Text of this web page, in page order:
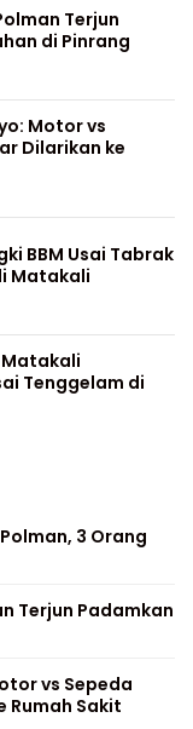
Terjun
di Pinrang
Motor vs
Dilarikan ke
BBM Usai Tabrak
Matakali
Matakali
Tenggelam di
3 Orang
Terjun Padamkan
vs Sepeda
Rumah Sakit